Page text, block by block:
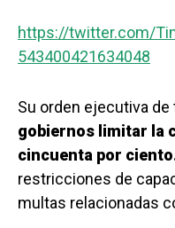
https://twitter.com/
543400421634048
Su orden ejecutiva
gobiernos limitar la
cincuenta por
restricciones de
multas relacionadas